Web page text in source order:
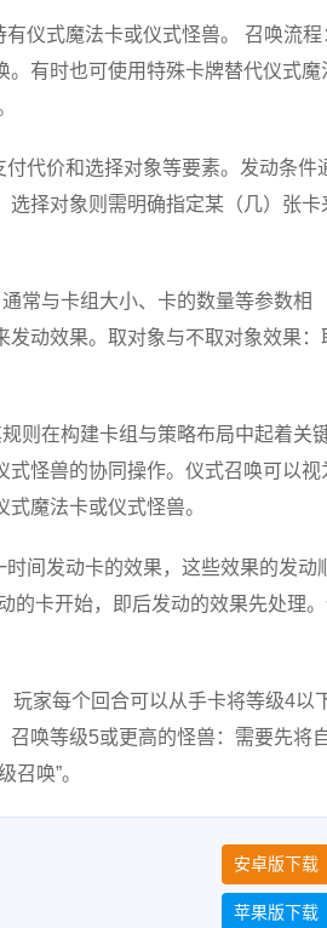
仪式魔法卡或仪式怪兽。 召唤流程
有时也可使用特殊卡牌替代仪式魔
代价和选择对象等要素。发动条件
择对象则需明确指定某（几）张卡
常与卡组大小、卡的数量等参数相
动效果。取对象与不取对象效果：
则在构建卡组与策略布局中起着关
怪兽的协同操作。仪式召唤可以视
魔法卡或仪式怪兽。
间发动卡的效果，这些效果的发动
的卡开始，即后发动的效果先处理。
玩家每个回合可以从手卡将等级4以
唤等级5或更高的怪兽：需要先将
唤”。
安卓版下载
苹果版下载